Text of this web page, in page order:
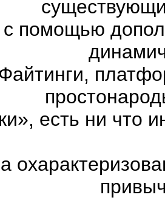
с помощью
есть ни что